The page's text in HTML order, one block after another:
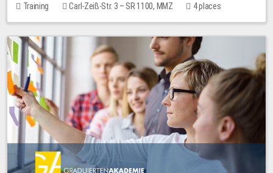
Training Carl-Zeiß-Str. 3 – SR 1100, MMZ 4 places